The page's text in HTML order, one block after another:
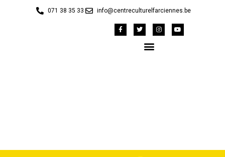
071 38 35 33 info@centreculturelfarciennes.be